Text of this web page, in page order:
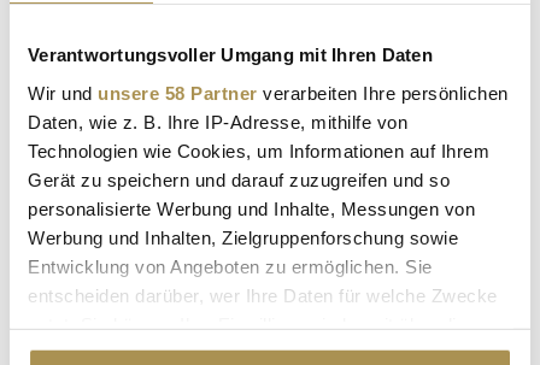
Verantwortungsvoller Umgang mit Ihren Daten
Wir und unsere 58 Partner verarbeiten Ihre persönlichen
Daten, wie z. B. Ihre IP-Adresse, mithilfe von
Technologien wie Cookies, um Informationen auf Ihrem
Gerät zu speichern und darauf zuzugreifen und so
personalisierte Werbung und Inhalte, Messungen von
Werbung und Inhalten, Zielgruppenforschung sowie
Entwicklung von Angeboten zu ermöglichen. Sie
entscheiden darüber, wer Ihre Daten für welche Zwecke
Cookie-Erklärung oder durch Klicken auf das Privacy
Hotel...
2200 Führungspersönlichkeiten feierten den Ball der
Wirtschaft 2024 in Berlin
NEWS | 27.02.2024
Ball der Wirtschaft, ausgerichtet vom renommierten Verein
Berliner Kaufleute und Industrieller (VBKI), fand im festlichen
Ambiente des Hotel Intercontinental Berlin statt. Über 2200
führende Persönlichkeiten aus Wirtschaft und Industrie...